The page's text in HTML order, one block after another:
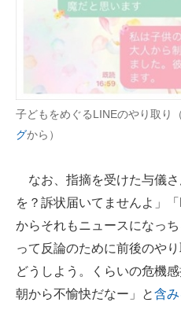
子どもをめぐるLINEのやり取り
グから）
なお、指摘を受けた与儀
を？訴状届いてませんよ」
からそれもニュースになっ
って反論のために前後のや
どうしよう。くらいの危機
朝から不愉快だなー」と含